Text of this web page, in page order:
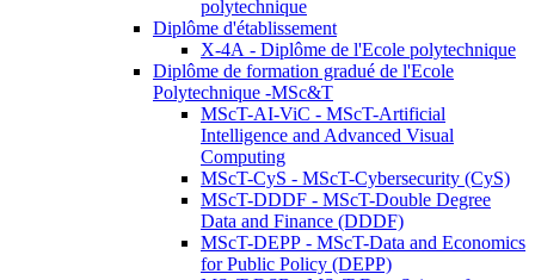
polytechnique
Diplôme d'établissement
X-4A - Diplôme de l'Ecole polytechnique
Diplôme de formation gradué de l'Ecole
Polytechnique -MSc&T
MScT-AI-ViC - MScT-Artificial
Intelligence and Advanced Visual
Computing
MScT-CyS - MScT-Cybersecurity (CyS)
MScT-DDDF - MScT-Double Degree
Data and Finance (DDDF)
MScT-DEPP - MScT-Data and Economics
for Public Policy (DEPP)